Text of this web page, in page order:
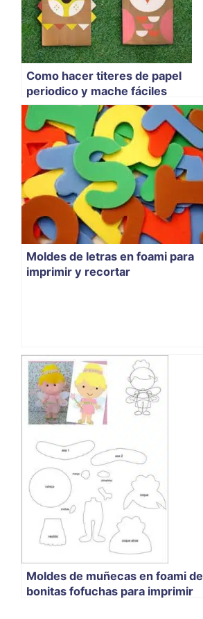
Como hacer titeres de papel
periodico y mache fáciles
Moldes de letras en foami para
imprimir y recortar
Moldes de muñecas en foami de
bonitas fofuchas para imprimir